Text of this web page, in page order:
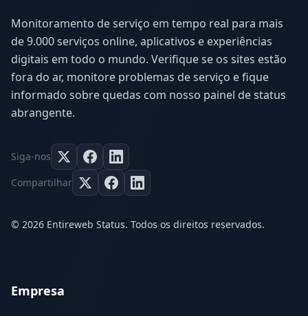
Monitoramento de serviço em tempo real para mais
de 9.000 serviços online, aplicativos e experiências
digitais em todo o mundo. Verifique se os sites estão
fora do ar, monitore problemas de serviço e fique
informado sobre quedas com nosso painel de status
abrangente.
Siga-nos
Compartilhar
© 2026 Entireweb Status. Todos os direitos reservados.
Empresa